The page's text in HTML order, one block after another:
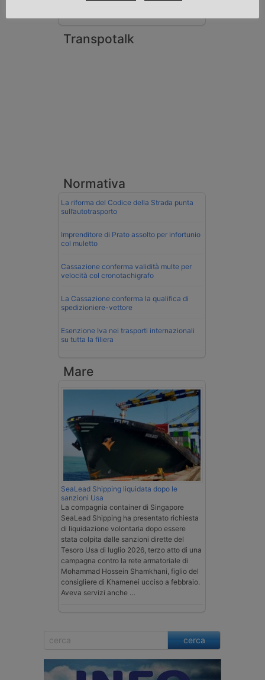
Transpotalk
Normativa
La riforma del Codice della Strada punta
sull’autotrasporto
Imprenditore di Prato assolto per infortunio
col muletto
Cassazione conferma validità multe per
velocità col cronotachigrafo
La Cassazione conferma la qualifica di
spedizioniere-vettore
Esenzione Iva nei trasporti internazionali
su tutta la filiera
Mare
SeaLead Shipping liquidata dopo le
sanzioni Usa
La compagnia container di Singapore
SeaLead Shipping ha presentato richiesta
di liquidazione volontaria dopo essere
stata colpita dalle sanzioni dirette del
Tesoro Usa di luglio 2026, terzo atto di una
campagna contro la rete armatoriale di
Mohammad Hossein Shamkhani, figlio del
consigliere di Khamenei ucciso a febbraio.
Aveva servizi anche …
cerca